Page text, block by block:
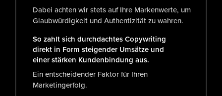
Dabei achten wir stets auf Ihre Markenwerte, um
Glaubwürdigkeit und Authentizität zu wahren.
So zahlt sich durchdachtes Copywriting
direkt in Form steigender Umsätze und
einer stärken Kundenbindung aus.
Ein entscheidender Faktor für Ihren
Marketingerfolg.